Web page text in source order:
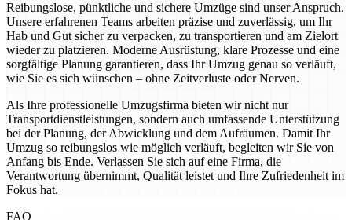
Reibungslose, pünktliche und sichere Umzüge sind unser Anspruch.
Unsere erfahrenen Teams arbeiten präzise und zuverlässig, um Ihr
Hab und Gut sicher zu verpacken, zu transportieren und am Zielort
wieder zu platzieren. Moderne Ausrüstung, klare Prozesse und eine
sorgfältige Planung garantieren, dass Ihr Umzug genau so verläuft,
wie Sie es sich wünschen – ohne Zeitverluste oder Nerven.
Als Ihre professionelle Umzugsfirma bieten wir nicht nur
Transportdienstleistungen, sondern auch umfassende Unterstützung
bei der Planung, der Abwicklung und dem Aufräumen. Damit Ihr
Umzug so reibungslos wie möglich verläuft, begleiten wir Sie von
Anfang bis Ende. Verlassen Sie sich auf eine Firma, die
Verantwortung übernimmt, Qualität leistet und Ihre Zufriedenheit im
Fokus hat.
FAQ